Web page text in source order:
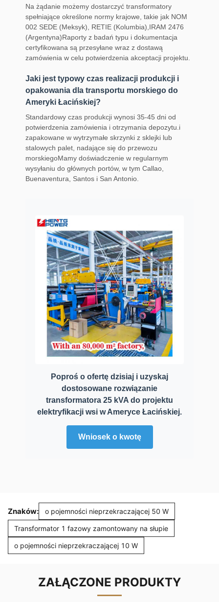
Na żądanie możemy dostarczyć transformatory
spełniające określone normy krajowe, takie jak NOM
002 SEDE (Meksyk), RETIE (Kolumbia),IRAM 2476
(Argentyna)Raporty z badań typu i dokumentacja
certyfikowana są przesyłane wraz z dostawą
zamówienia w celu potwierdzenia akceptacji projektu.
Jaki jest typowy czas realizacji produkcji i
opakowania dla transportu morskiego do
Ameryki Łacińskiej?
Standardowy czas produkcji wynosi 35-45 dni od
potwierdzenia zamówienia i otrzymania depozytu.i
zapakowane w wytrzymałe skrzynki z sklejki lub
stalowych palet, nadające się do przewozu
morskiegoMamy doświadczenie w regularnym
wysyłaniu do głównych portów, w tym Callao,
Buenaventura, Santos i San Antonio.
Poproś o ofertę dzisiaj i uzyskaj
dostosowane rozwiązanie
transformatora 25 kVA do projektu
elektryfikacji wsi w Ameryce Łacińskiej.
Wniosek o kwotę
Znaków: o pojemności nieprzekraczającej 50 W
Transformator 1 fazowy zamontowany na słupie
o pojemności nieprzekraczającej 10 W
ZAŁĄCZONE PRODUKTY